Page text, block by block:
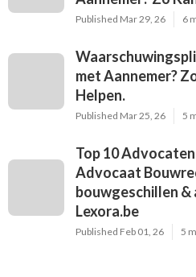
Published Mar 29, 26 6
met Aannemer?
Helpen.
Published Mar 25, 26 5
Top 10
Advocaat
bouwgeschillen &
Lexora.be
Published Feb 01, 26 5